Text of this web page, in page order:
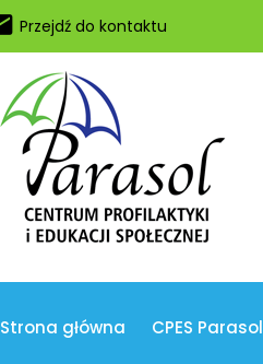
Przejdź do kontaktu
Strona główna CPES Parasol